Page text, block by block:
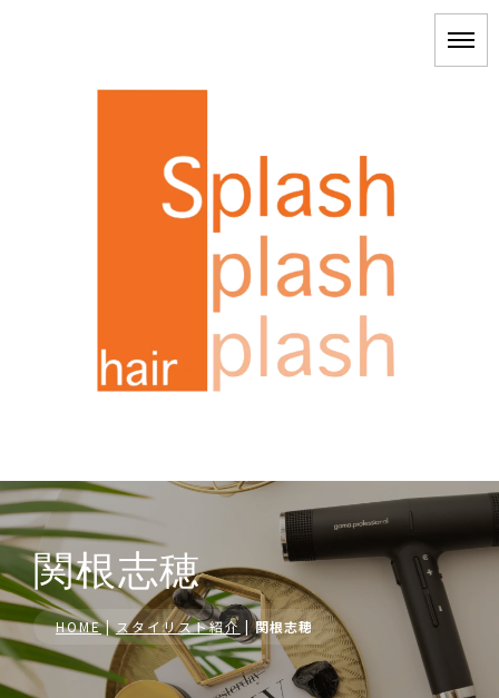
関根志穂
HOME|スタイリスト紹介 |関根志穂